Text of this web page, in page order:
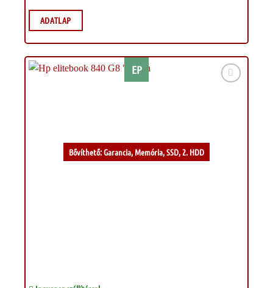
ADATLAP
EP
Bővíthető: Garancia, Memória, SSD, 2. HDD